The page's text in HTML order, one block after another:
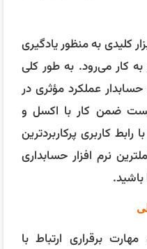
کلیدی به منظور یادگیری
کار می‌رود. به طور کلی
حسابدار عملکرد مؤثری در
ضمن کار با اکسل و
با رابط کاربری پرکاربردترین
نرم افزار حسابداری
برقراری ارتباط با